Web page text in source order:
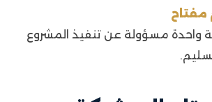
مفتاح
واحدة مسؤولة عن تنفيذ المشروع